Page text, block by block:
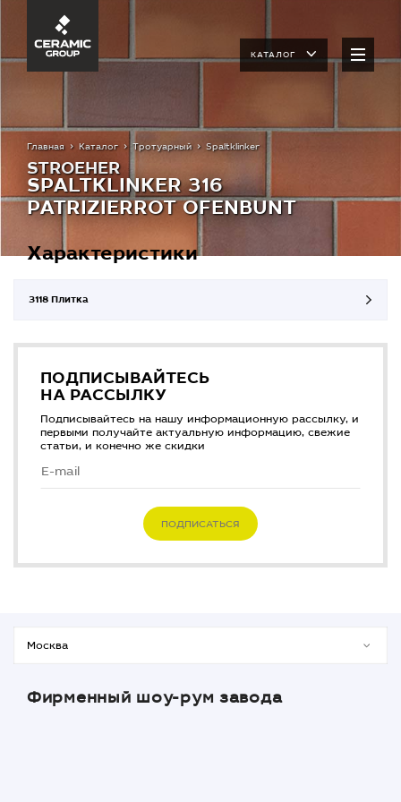
КАТАЛОГ
Главная Каталог Тротуарный Spaltklinker
STROEHER
SPALTKLINKER 316
PATRIZIERROT OFENBUNT
Характеристики
3118 Плитка
ПОДПИСЫВАЙТЕСЬ
НА РАССЫЛКУ
Подписывайтесь на нашу информационную рассылку, и
первыми получайте актуальную информацию, свежие
статьи, и конечно же скидки
ПОДПИСАТЬСЯ
Фирменный шоу-рум завода